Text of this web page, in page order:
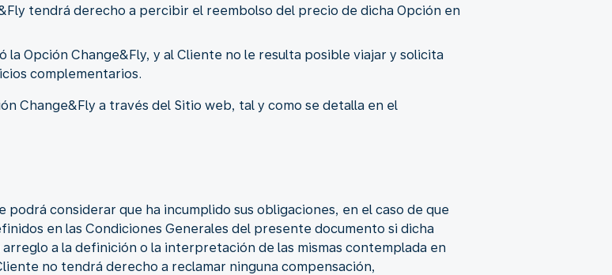
tendrá derecho a percibir el reembolso del precio de dicha Opción en
la Opción Change&Fly, y al Cliente no le resulta posible viajar y solicita
complementarios.
Change&Fly a través del Sitio web, tal y como se detalla en el
considerar que ha incumplido sus obligaciones, en el caso de que
en las Condiciones Generales del presente documento si dicha
a la definición o la interpretación de las mismas contemplada en
no tendrá derecho a reclamar ninguna compensación,